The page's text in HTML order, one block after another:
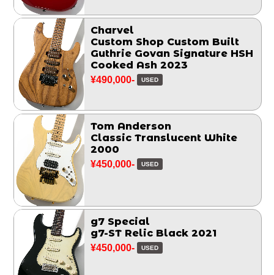
Charvel
Custom Shop Custom Built
Guthrie Govan Signature HSH
Cooked Ash 2023
¥490,000- USED
Tom Anderson
Classic Translucent White
2000
¥450,000- USED
g7 Special
g7-ST Relic Black 2021
¥450,000- USED